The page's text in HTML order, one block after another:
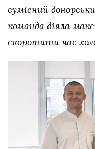
сумісний
команда діяла
скоротити час